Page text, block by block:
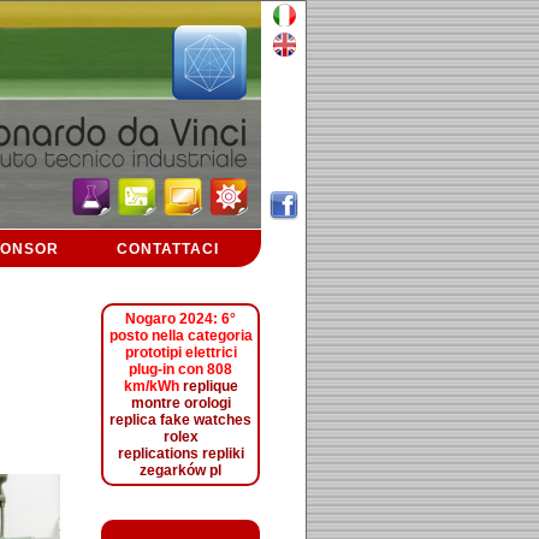
CONTATTACI
Nogaro 2024: 6°
posto nella categoria
prototipi elettrici
plug-in con 808
km/kWh replique
montre orologi
replica fake watches
rolex
replications repliki
zegarków pl
L'orologio da donna di 34 mm di diametro presenta una cassa
in acciaio con movimento meccanico a carica automatica
L888. Il quadrante blu è abbinato a lancette rodiate e rivestito